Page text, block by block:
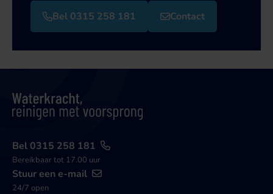
Bel 0315 258 181 Contact
Bel 0315 258 181
Bereikbaar tot 17.00 uur
Stuur een e-mail
24/7 open